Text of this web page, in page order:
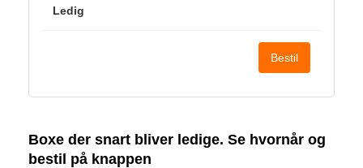
Bestil
Boxe der snart bliver ledige. Se hvornår og
bestil på knappen